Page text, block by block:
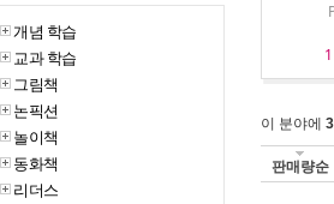
개념 학습
교과 학습
그림책
논픽션
놀이책
동화책
리더스
이 분야에
판매량순